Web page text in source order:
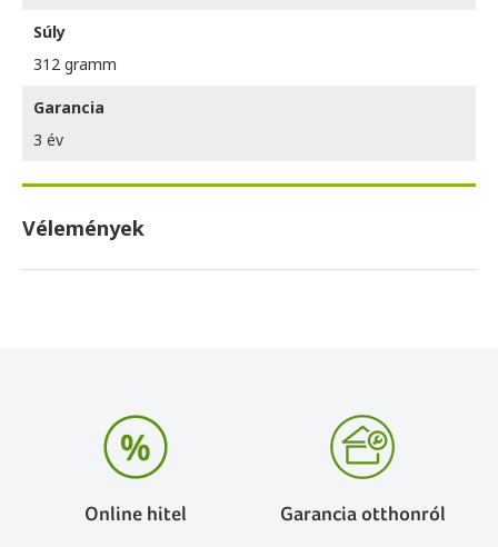
Súly
312 gramm
Garancia
3 év
Vélemények
Online hitel Garancia otthonról